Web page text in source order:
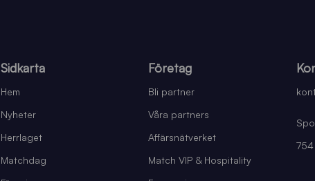
Sidkarta
Hem
Nyheter
Herrlaget
Matchdag
Företag
Bli partner
Våra partners
Affärsnätverket
Match VIP & Hospitality
754